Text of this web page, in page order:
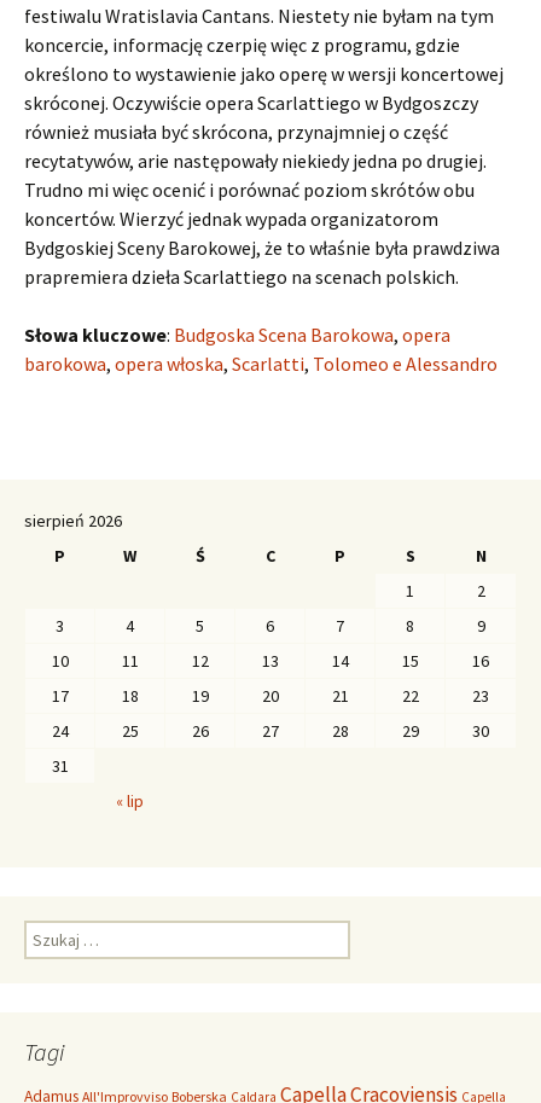
festiwalu Wratislavia Cantans. Niestety nie byłam na tym
koncercie, informację czerpię więc z programu, gdzie
określono to wystawienie jako operę w wersji koncertowej
skróconej. Oczywiście opera Scarlattiego w Bydgoszczy
również musiała być skrócona, przynajmniej o część
recytatywów, arie następowały niekiedy jedna po drugiej.
Trudno mi więc ocenić i porównać poziom skrótów obu
koncertów. Wierzyć jednak wypada organizatorom
Bydgoskiej Sceny Barokowej, że to właśnie była prawdziwa
prapremiera dzieła Scarlattiego na scenach polskich.
Słowa kluczowe: Budgoska Scena Barokowa, opera
barokowa, opera włoska, Scarlatti, Tolomeo e Alessandro
sierpień 2026
P
W Ś C P S N
« lip
1
2
3
4 5 6 7 8
9
10
11 12 13 14 15
16
17
18 19 20 21 22
23
24
25 26 27 28 29
30
31
z
Tagi
Adamus All'Improvviso Boberska Caldara Capella Cracoviensis Capella